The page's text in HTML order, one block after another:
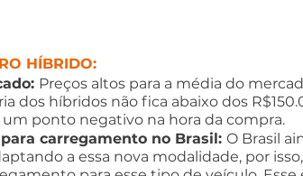
HÍBRIDO:
Preços altos para a média do
dos híbridos não fica abaixo dos
ponto negativo na hora da compra.
carregamento no Brasil: O Brasil
a essa nova modalidade, por